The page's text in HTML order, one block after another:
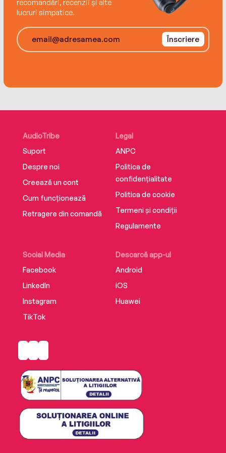
recomandări, recenzii și alte
lucruri simpatice.
Înscriere
AudioTribe
Suport
Despre noi
Creează un cont
Cum funcționează
Retragere din comandă
Social Media
Facebook
LinkedIn
Instagram
TikTok
Descarcă app-ul
Android
iOS
Huawei
Legal
ANPC
Politica de
confidențialitate
Politica de cookie
Termeni și condiții
Regulamente